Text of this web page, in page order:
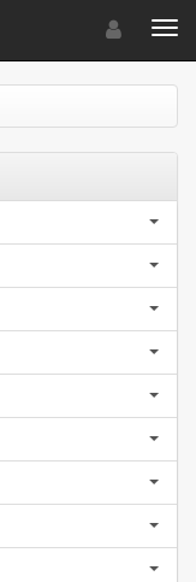
Toggle